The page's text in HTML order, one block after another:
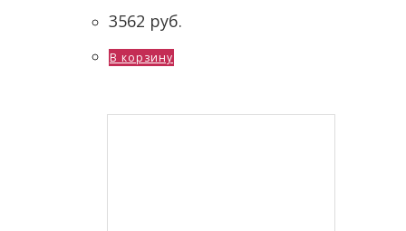
3562 руб.
В корзину